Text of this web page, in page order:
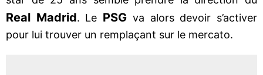
Real Madrid. Le PSG va alors devoir s’activer
pour lui trouver un remplaçant sur le mercato.